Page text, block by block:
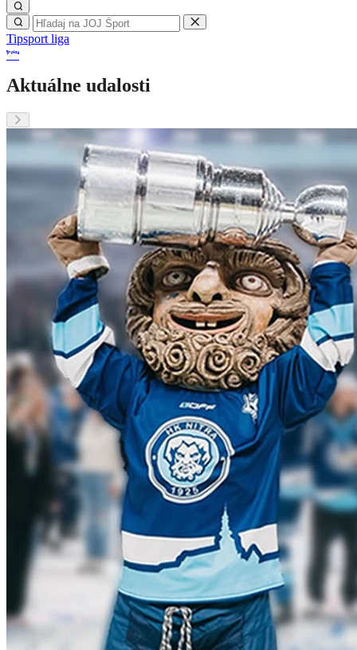
Tipsport liga
Aktuálne udalosti